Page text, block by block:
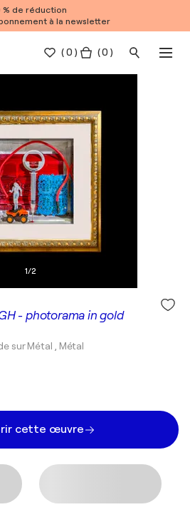
% de réduction
à la newsletter
(0 ) ( 0 )
1/2
- photorama in gold
sur Métal , Métal
cette œuvre